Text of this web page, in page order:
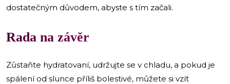
dostatečným důvodem, abyste s tím začali.
Rada na závěr
Zůstaňte hydratovaní, udržujte se v chladu, a pokud je
spálení od slunce příliš bolestivé, můžete si vzít